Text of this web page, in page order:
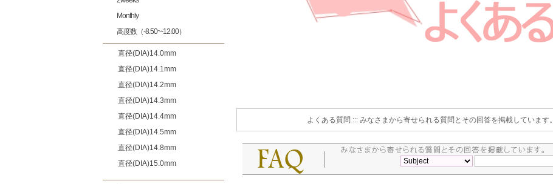
Monthly
高度数（-8.50~-12.00）
直径(DIA)14.0mm
直径(DIA)14.1mm
直径(DIA)14.2mm
直径(DIA)14.3mm
直径(DIA)14.4mm
直径(DIA)14.5mm
直径(DIA)14.8mm
直径(DIA)15.0mm
よくある質問 ::: みなさまから寄せられる質問とその回答を掲載しています。